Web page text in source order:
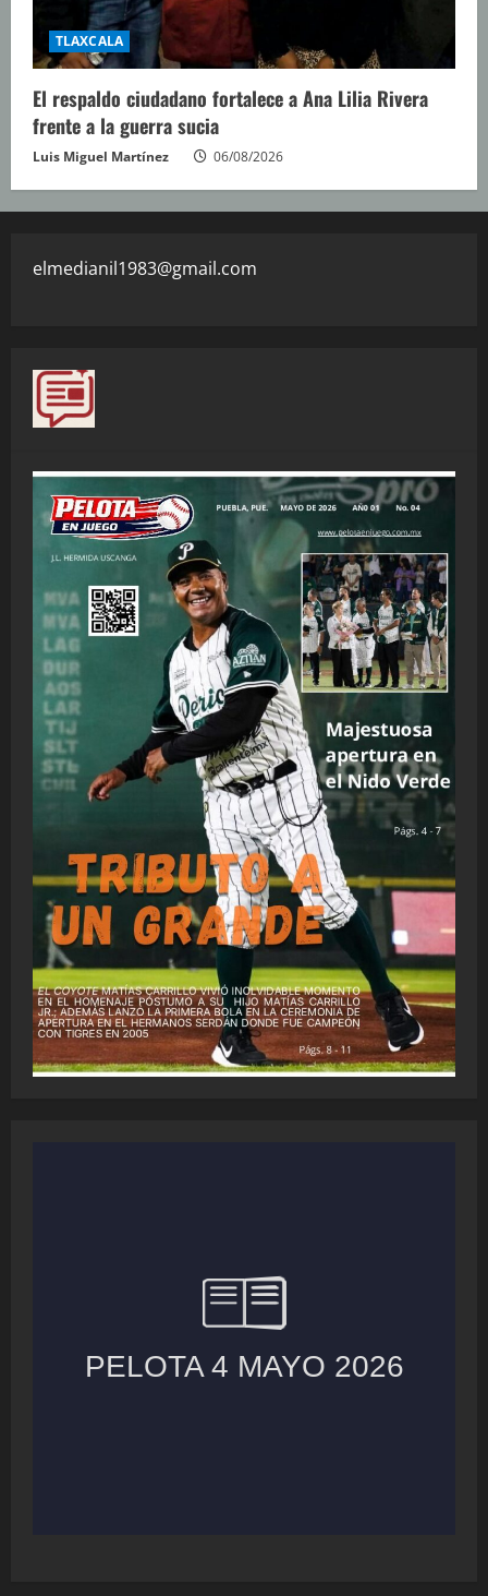
TLAXCALA
El respaldo ciudadano fortalece a Ana Lilia Rivera
frente a la guerra sucia
Luis Miguel Martínez 06/08/2026
elmedianil1983@gmail.com